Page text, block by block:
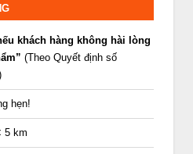
khách hàng không hài lòng
(Theo Quyết định số
hẹn!
5 km